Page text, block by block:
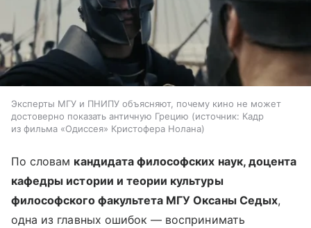
Эксперты МГУ и ПНИПУ объясняют, почему кино не может
достоверно показать античную Грецию
источник: Кадр
из фильма «Одиссея» Кристофера Нолана
По словам кандидата философских наук, доцента
кафедры истории и теории культуры
философского факультета МГУ Оксаны Седых,
одна из главных ошибок — воспринимать